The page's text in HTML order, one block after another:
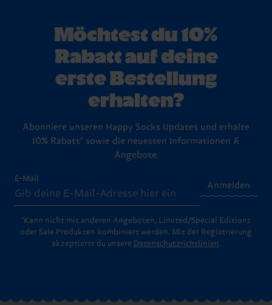
(oder um dir selbst eine Freude zu machen!).
Rückgabe-Seitevorbei – dort findest du die
Schritt-für-Schritt-Anleitung für den Rückversand.
Möchtest du 10%
Rabatt auf deine
erste Bestellung
erhalten?
Abonniere unseren Happy Socks Updates und erhalte
10% Rabatt* sowie die neuesten Informationen &
Angebote.
E-Mail
Anmelden
*Kann nicht mit anderen Angeboten, Limited/Special Editions
oder Sale Produkten kombiniert werden. Mit der Registrierung
akzeptierst du unsere Datenschutzrichtlinien.